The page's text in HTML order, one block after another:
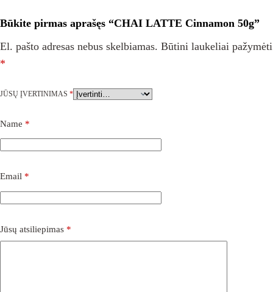
Būkite pirmas aprašęs “CHAI LATTE Cinnamon 50g”
El. pašto adresas nebus skelbiamas. Būtini laukeliai pažymėti
*
JŪSŲ ĮVERTINIMAS *
Name *
Email *
Jūsų atsiliepimas *